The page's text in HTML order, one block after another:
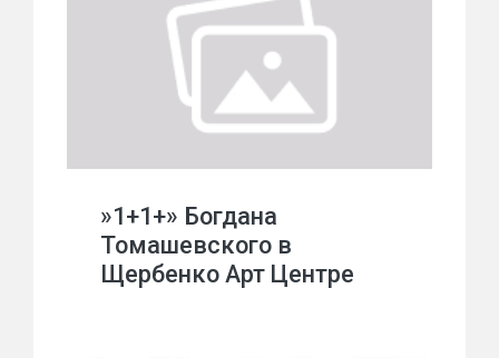
»1+1+» Богдана
Томашевского в
Щербенко Арт Центре